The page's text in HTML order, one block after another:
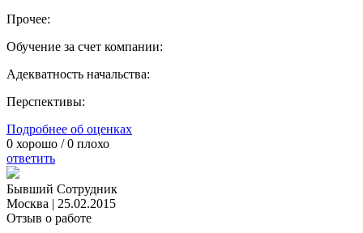
Прочее:
Обучение за счет компании:
Адекватность начальства:
Перспективы:
Подробнее об оценках
0 хорошо /0 плохо
ответить
Бывший Сотрудник
Москва | 25.02.2015
Отзыв о работе